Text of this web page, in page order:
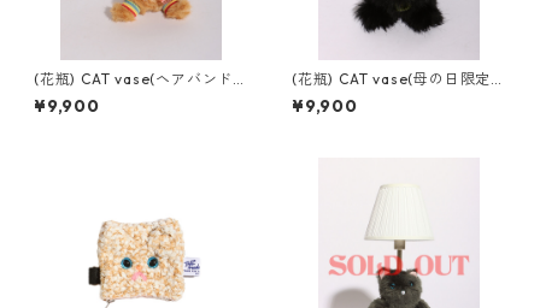
(花瓶) CAT vase(ヘアバンドv
er)
¥9,900
(花瓶) CAT vase(母の日限定v
er)
¥9,900